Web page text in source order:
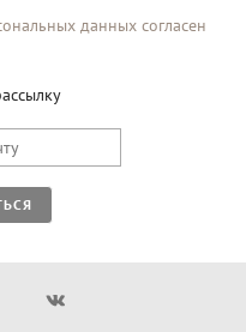
данных согласен